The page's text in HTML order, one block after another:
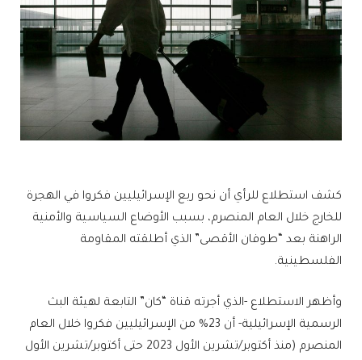
كشف استطلاع للرأي أن نحو ربع الإسرائيليين فكروا في الهجرة
للخارج خلال العام المنصرم، بسبب الأوضاع السياسية والأمنية
الراهنة بعد “طوفان الأقصى” الذي أطلقته المقاومة
الفلسطينية.
وأظهر الاستطلاع -الذي أجرته قناة “كان” التابعة لهيئة البث
الرسمية الإسرائيلية- أن 23% من الإسرائيليين فكروا خلال العام
المنصرم (منذ أكتوبر/تشرين الأول 2023 حتى أكتوبر/تشرين الأول